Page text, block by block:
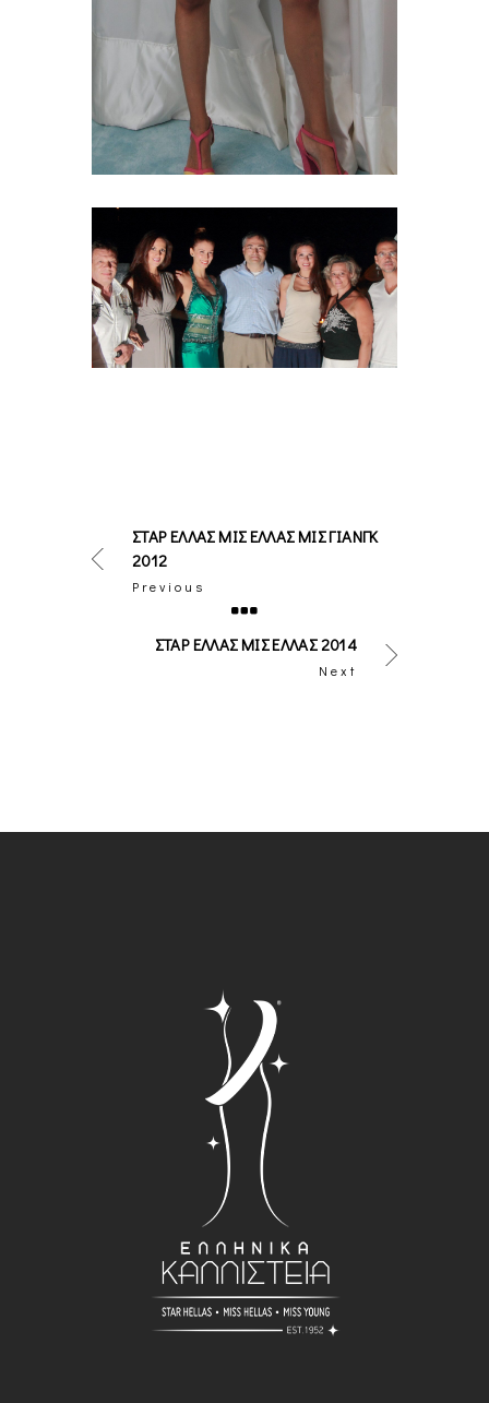
ΣΤΑΡ ΕΛΛΆΣ ΜΙΣ ΕΛΛΆΣ ΜΙΣ ΓΙΑΝΓΚ
2012
Previous
ΣΤΑΡ ΕΛΛΆΣ ΜΙΣ ΕΛΛΆΣ 2014
Next